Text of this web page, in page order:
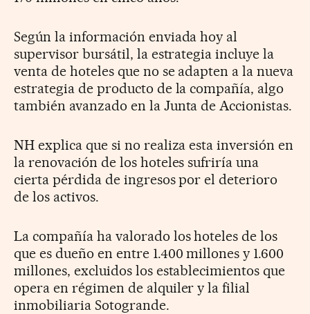
Según la información enviada hoy al
supervisor bursátil, la estrategia incluye la
venta de hoteles que no se adapten a la nueva
estrategia de producto de la compañía, algo
también avanzado en la Junta de Accionistas.
NH explica que si no realiza esta inversión en
la renovación de los hoteles sufriría una
cierta pérdida de ingresos por el deterioro
de los activos.
La compañía ha valorado los hoteles de los
que es dueño en entre 1.400 millones y 1.600
millones, excluidos los establecimientos que
opera en régimen de alquiler y la filial
inmobiliaria Sotogrande.